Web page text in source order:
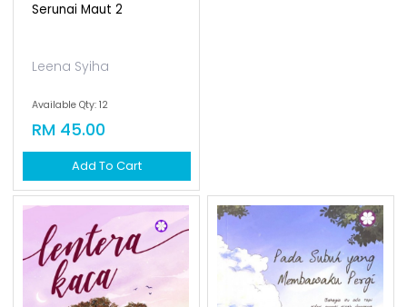
Serunai Maut 2
Leena Syiha
Available Qty: 12
RM 45.00
Add To Cart